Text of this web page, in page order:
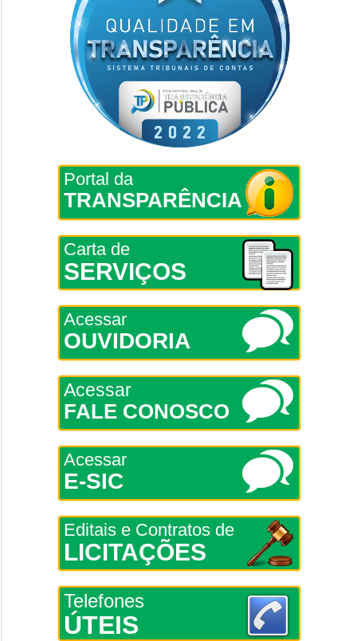
Portal da
TRANSPARÊNCIA
Carta de
SERVIÇOS
Acessar
OUVIDORIA
Acessar
FALE CONOSCO
Acessar
E-SIC
Editais e Contratos de
LICITAÇÕES
Telefones
ÚTEIS